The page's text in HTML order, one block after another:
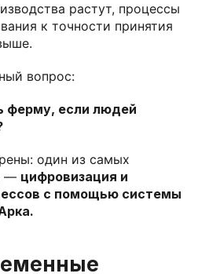
растут, процессы
к точности принятия
вопрос:
ферму, если людей
один из самых
— цифровизация и
с помощью системы